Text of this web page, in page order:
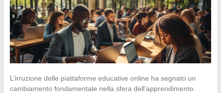
L’irruzione delle piattaforme educative online ha segnato un
cambiamento fondamentale nella sfera dell’apprendimento.